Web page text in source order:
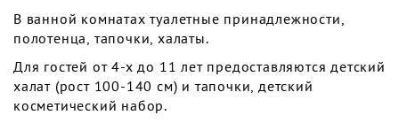
В ванной комнатах туалетные принадлежности,
полотенца, тапочки, халаты.
Для гостей от 4-х до 11 лет предоставляются детский
халат (рост 100-140 см) и тапочки, детский
косметический набор.